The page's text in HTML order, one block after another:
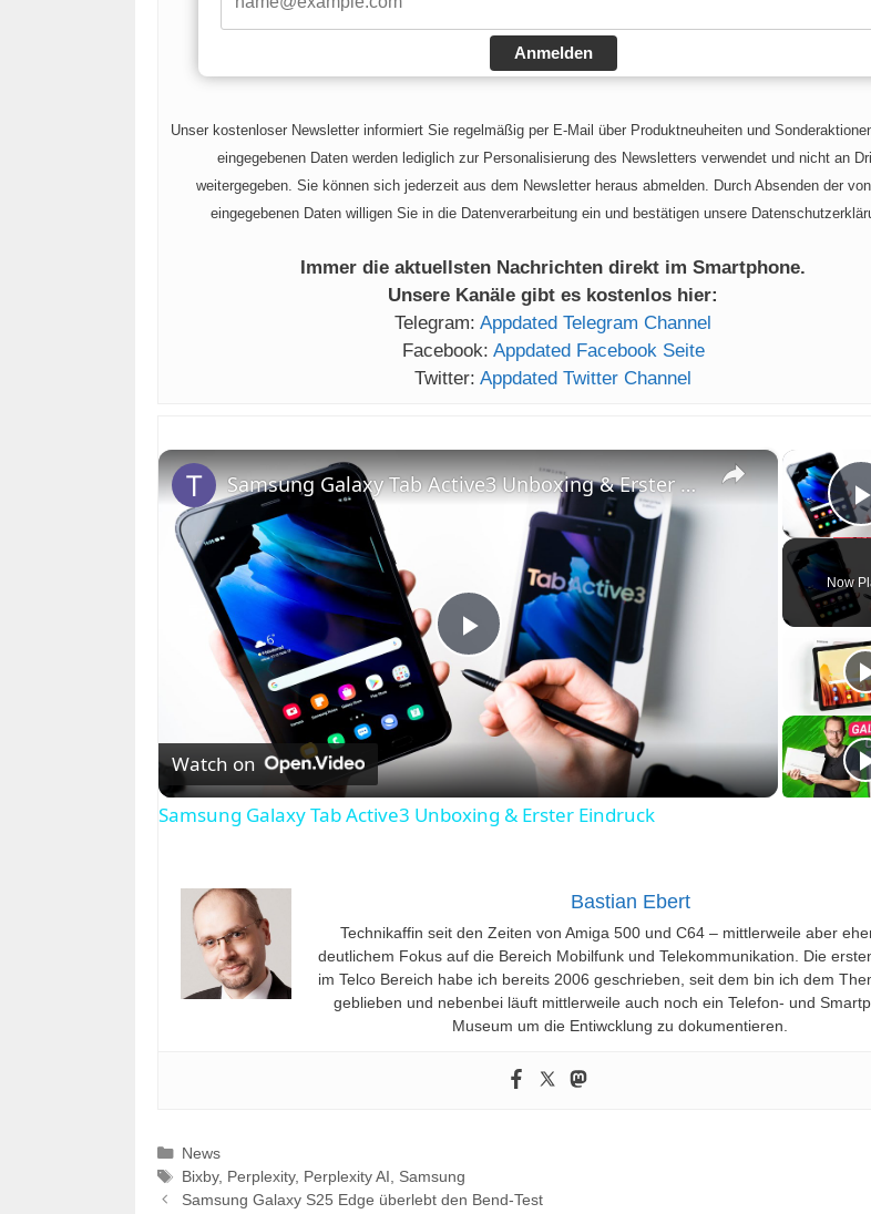
Anmelden
Unser kostenloser Newsletter informiert Sie regelmäßig per E-Mail über Produktneuheiten und
eingegebenen Daten werden lediglich zur Personalisierung des Newsletters verwendet und nicht an
weitergegeben. Sie können sich jederzeit aus dem Newsletter heraus abmelden. Durch Absenden der
eingegebenen Daten willigen Sie in die Datenverarbeitung ein und bestätigen unsere
Immer die aktuellsten Nachrichten direkt im Smartphone.
Unsere Kanäle gibt es kostenlos hier:
Telegram: Appdated Telegram Channel
Facebook: Appdated Facebook Seite
Twitter: Appdated Twitter Channel
Now
×
P
a
V
i
o
Samsung Galaxy Tab Active3 Unboxing & Erster Eindruck
Watch on
Samsung Galaxy Tab Active3 Unboxing & Erster Eindruck
Bastian Ebert
Technikaffin seit den Zeiten von Amiga 500 und C64 – mittlerweile aber
deutlichem Fokus auf die Bereich Mobilfunk und Telekommunikation. Die
im Telco Bereich habe ich bereits 2006 geschrieben, seit dem bin ich dem
geblieben und nebenbei läuft mittlerweile auch noch ein Telefon- und
Museum um die Entiwcklung zu dokumentieren.
Kategorien
News
Schlagwörter
Bixby, Perplexity, Perplexity AI
Samsung
Samsung Galaxy S25 Edge überlebt den Bend-Test